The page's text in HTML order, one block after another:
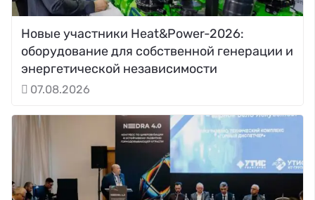
Новые участники Heat&Power-2026:
оборудование для собственной генерации и
энергетической независимости
07.08.2026